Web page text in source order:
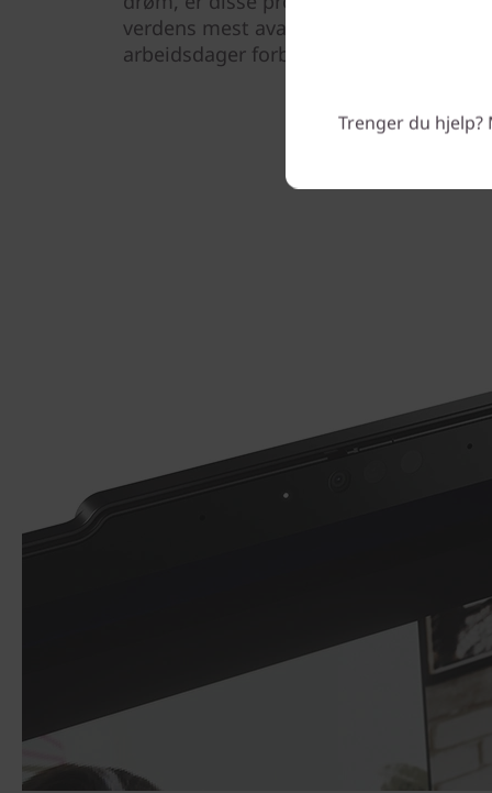
verdens mest avanserte og
arbeidsdager forblir denne bærbare
Trenger du hjelp?